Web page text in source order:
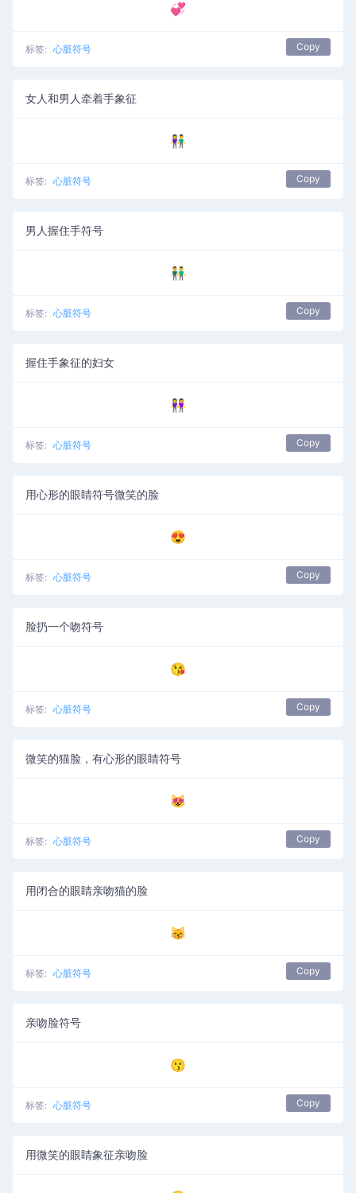
💞
标签: 心脏符号 Copy
女人和男人牵着手象征
👫
标签: 心脏符号 Copy
男人握住手符号
👬
标签: 心脏符号 Copy
握住手象征的妇女
👭
标签: 心脏符号 Copy
用心形的眼睛符号微笑的脸
😍
标签: 心脏符号 Copy
脸扔一个吻符号
😘
标签: 心脏符号 Copy
微笑的猫脸，有心形的眼睛符号
😻
标签: 心脏符号 Copy
用闭合的眼睛亲吻猫的脸
😽
标签: 心脏符号 Copy
亲吻脸符号
😗
标签: 心脏符号 Copy
用微笑的眼睛象征亲吻脸